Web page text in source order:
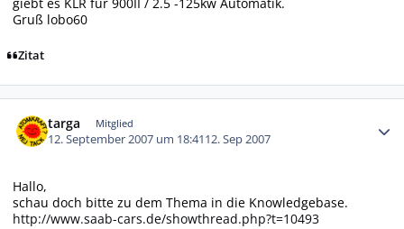
Gruß lobo60
Zitat
targa Mitglied
12. September 2007 um 18:4112. Sep 2007
Hallo,
schau doch bitte zu dem Thema in die Knowledgebase.
http://www.saab-cars.de/showthread.php?t=10493